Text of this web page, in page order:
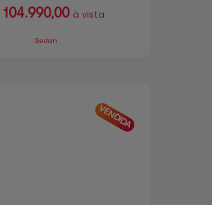
104.990,00 à vista
Sedan
VENDIDA